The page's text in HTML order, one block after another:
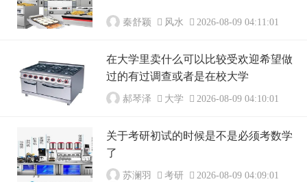
秦舒颖 风水 2026-08-09 04:11:01
在大学里卖什么可以比较受欢迎希望做
过的有过调查或者是在校大学
郝琴泽 大学 2026-08-09 04:10:01
关于考研初试的时候是不是必须考数学
了
苏澜羽 考研 2026-08-09 04:09:01